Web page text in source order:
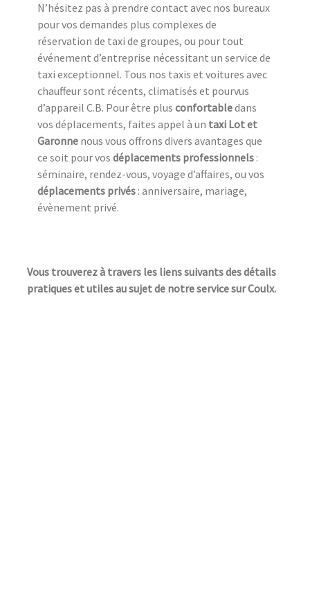
N’hésitez pas à prendre contact avec nos bureaux
pour vos demandes plus complexes de
réservation de taxi de groupes, ou pour tout
événement d’entreprise nécessitant un service de
taxi exceptionnel. Tous nos taxis et voitures avec
chauffeur sont récents, climatisés et pourvus
d’appareil C.B. Pour être plus confortabledans
vos déplacements, faites appel à un taxi Lot et
Garonne nous vous offrons divers avantages que
ce soit pour vos déplacements professionnels :
séminaire, rendez-vous, voyage d’affaires, ou vos
déplacements privés : anniversaire, mariage,
évènement privé.
Vous trouverez à travers les liens suivants des détails
pratiques et utiles au sujet de notre service sur Coulx.